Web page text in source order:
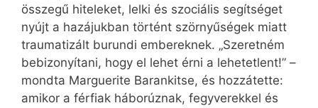
összegű hiteleket, lelki és szociális segítséget
nyújt a hazájukban történt szörnyűségek miatt
traumatizált burundi embereknek. „Szeretném
bebizonyítani, hogy el lehet érni a lehetetlent!” –
mondta Marguerite Barankitse, és hozzátette:
amikor a férfiak háborúznak, fegyverekkel és